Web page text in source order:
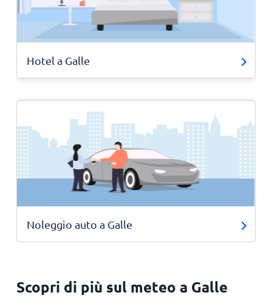
Hotel a Galle
Noleggio auto a Galle
Scopri di più sul meteo a Galle